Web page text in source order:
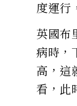
度運行
英國布
病時，
高，這
看，此